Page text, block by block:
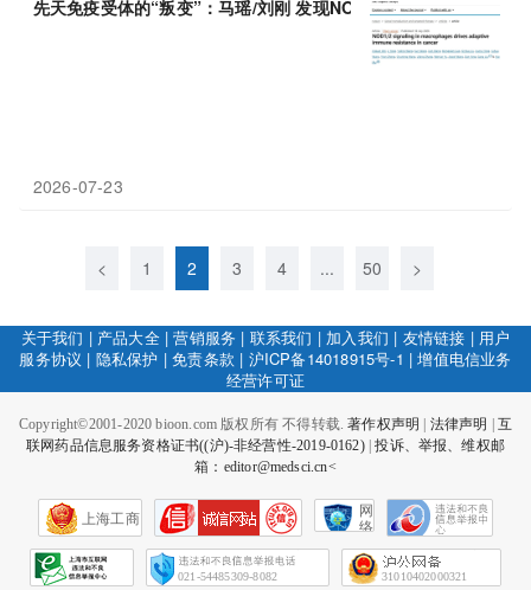
先天免疫受体的“叛变”：马瑶/刘刚 发现NOD 1/2如何通过上调巨
2026-07-23
< 1 2 3 4 ... 50 >
关于我们 | 产品大全|营销服务 | 联系我们 | 加入我们 | 友情链接 | 用户
服务协议 | 隐私保护 |免责条款 | 沪ICP备14018915号-1 |增值电信业务
经营许可证
Copyright©2001-2020 bioon.com 版权所有 不得转载.著作权声明 法律声明
互
联网药品信息服务资格证书((沪)-非经营性-2019-0162)|投诉、举报、维权邮
箱：editor@medsci.cn<
上海工商
网
络
会
征
021-54485309-8082 31010402000321